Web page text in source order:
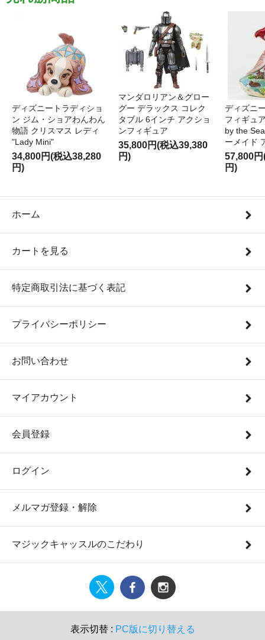
ディズニートラディショ
ン ジム・ショアわんわん
物語 クリスマス レディ
"Lady Mini"
34,800円(税込38,280
円)
マンダロリアン＆グロー
グー デラックス コレク
タブル 6インチ アクショ
ンフィギュア
35,800円(税込39,380
円)
ディズニ
フィギュ
by the
ーメイド
57,800
円)
ホーム
カートを見る
特定商取引法に基づく表記
プライバシーポリシー
お問い合わせ
マイアカウント
会員登録
ログイン
メルマガ登録・解除
マジックキャッスルのこだわり
表示切替 : PC版に切り替える